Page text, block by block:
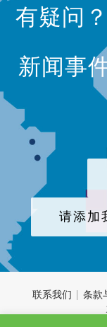
有疑问
新闻事
请添加
联系我们 | 条款